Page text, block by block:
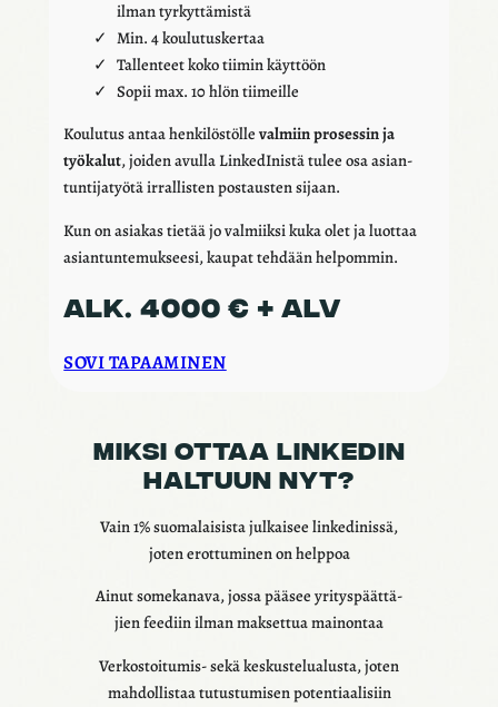
ilman tyrkyt­tä­mistä
Min. 4 koulu­tus­ker­taa
Tallen­teet koko tiimin käyt­töön
Sopii max. 10 hlön tiimeille
Koulu­tus antaa henki­lös­töllevalmiin proses­sin ja
työka­lut, joiden avulla Linke­dI­nistä tulee osa asian­
tun­ti­ja­työtä irral­lis­ten postaus­ten sijaan.
Kun on asia­kas tietää jo valmiiksi kuka olet ja luot­taa
asian­tun­te­muk­seesi, kaupat tehdään helpom­min.
ALK. 4000 € + ALV
SOVI TAPAA­MI­NEN
MIKSI OTTAA LINKE­DIN
HALTUUN NYT?
Vain 1% suoma­lai­sista julkai­see linke­di­nissä,
joten erot­tu­mi­nen on help­poa
Ainut some­ka­nava, jossa pääsee yritys­päät­tä­
jien feediin ilman makset­tua mainon­taa
Verkos­toi­tu­mis- sekä keskus­te­lua­lusta, joten
mahdol­lis­taa tutus­tu­mi­sen poten­ti­aa­li­siin